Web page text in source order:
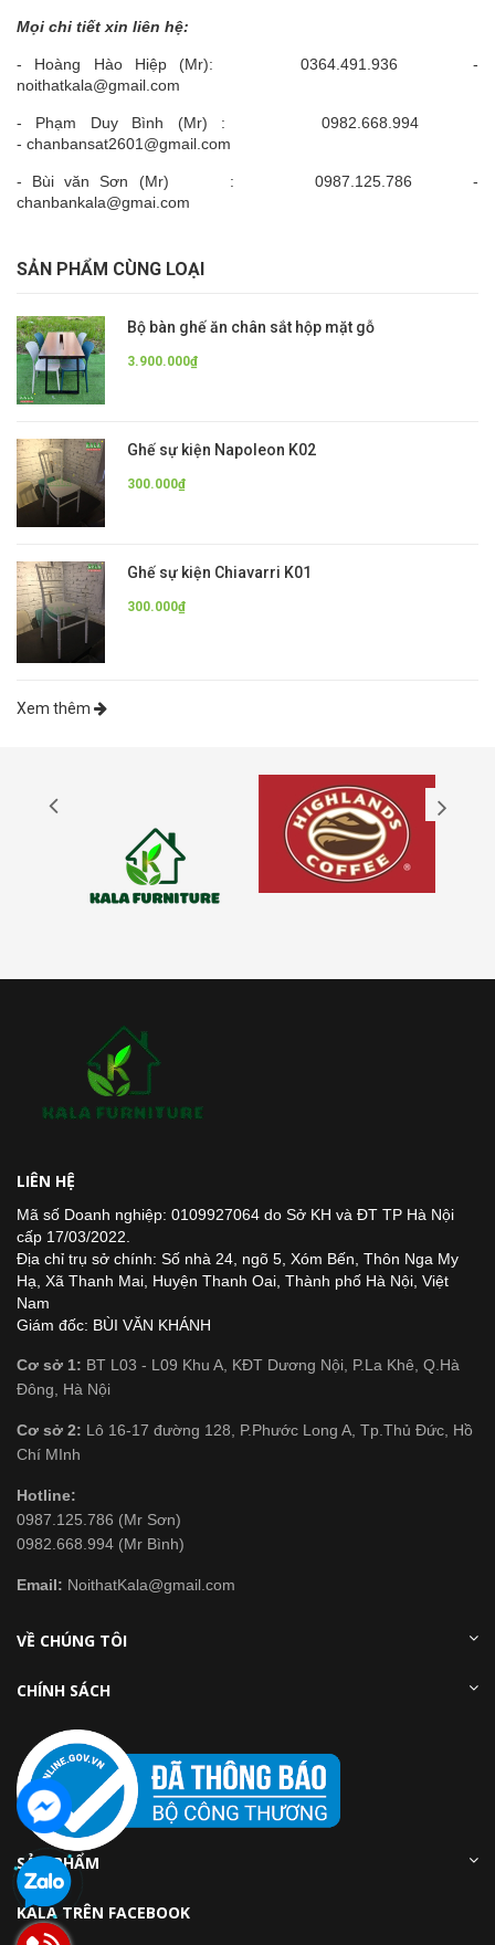
Mọi chi tiết xin liên hệ:
- Hoàng Hào Hiệp (Mr): 0364.491.936 -
noithatkala@gmail.com
- Phạm Duy Bình (Mr) : 0982.668.994
- chanbansat2601@gmail.com
- Bùi văn Sơn (Mr) : 0987.125.786 -
chanbankala@gmai.com
SẢN PHẨM CÙNG LOẠI
Bộ bàn ghế ăn chân sắt hộp mặt gỗ
3.900.000₫
Ghế sự kiện Napoleon K02
300.000₫
Ghế sự kiện Chiavarri K01
300.000₫
Xem thêm
LIÊN HỆ
Mã số Doanh nghiệp: 0109927064 do Sở KH và ĐT TP Hà Nội
cấp 17/03/2022.
Địa chỉ trụ sở chính: Số nhà 24, ngõ 5, Xóm Bến, Thôn Nga My
Hạ, Xã Thanh Mai, Huyện Thanh Oai, Thành phố Hà Nội, Việt
Nam
Giám đốc: BÙI VĂN KHÁNH
Cơ sở 1: BT L03 - L09 Khu A, KĐT Dương Nội, P.La Khê, Q.Hà
Đông, Hà Nội
Cơ sở 2: Lô 16-17 đường 128, P.Phước Long A, Tp.Thủ Đức, Hồ
Chí MInh
Hotline:
0987.125.786 (Mr Sơn)
0982.668.994 (Mr Bình)
Email: NoithatKala@gmail.com
VỀ CHÚNG TÔI
CHÍNH SÁCH
SẢN PHẨM
KALA TRÊN FACEBOOK